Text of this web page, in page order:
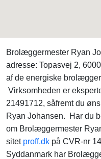
Brolæggermester Ryan
adresse: Topasvej 2,
af de energiske
Virksomheden er
21491712, såfremt du
Ryan Johansen. Har du
om Brolæggermester
sitet proff.dk på CVR-nr
Syddanmark har